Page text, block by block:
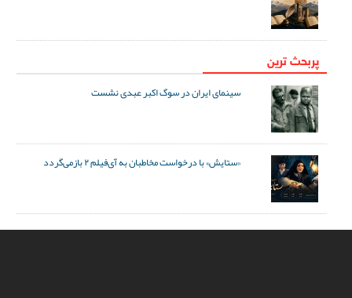
پربحث ترین
سینمای ایران در سوگ اکبر عبدی نشست
«ستایش» با درخواست مخاطبان به آی‌فیلم ۲ بازمی‌گردد